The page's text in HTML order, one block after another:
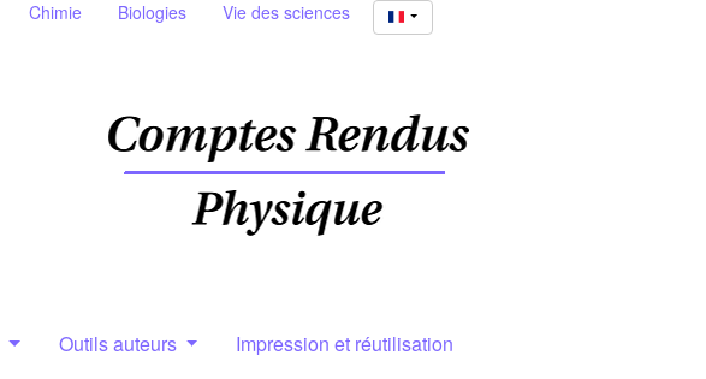
Chimie Biologies Vie des sciences
Outils auteurs Impression et réutilisation